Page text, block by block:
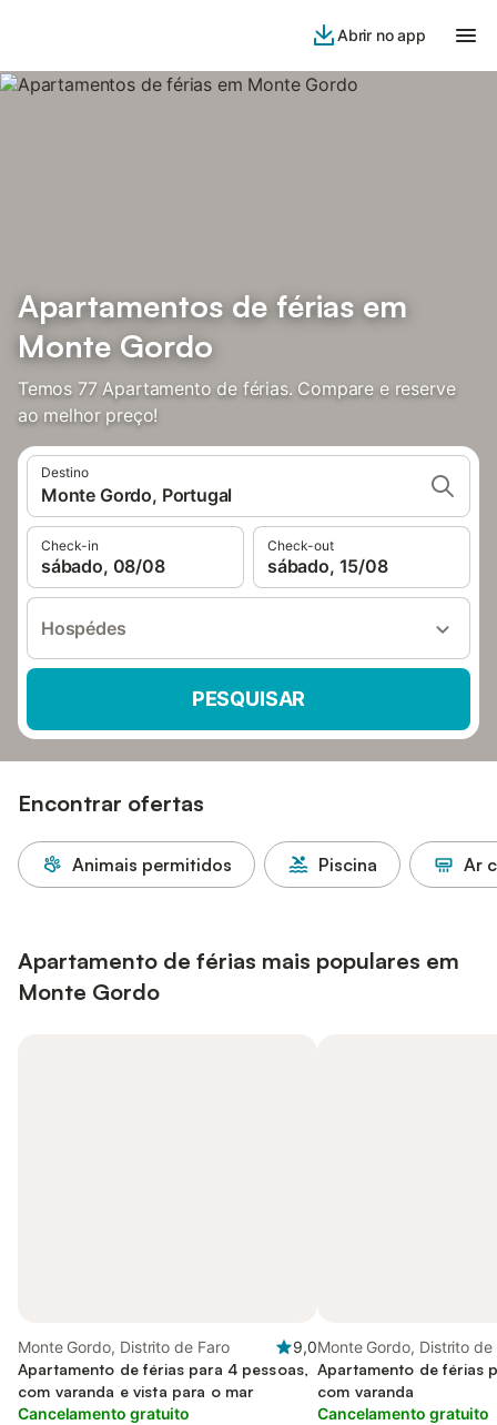
Abrir no app
Apartamentos de férias em
Monte Gordo
Temos 77 Apartamento de férias. Compare e reserve
ao melhor preço!
Destino
Monte Gordo, Portugal
Check-in
sábado, 08/08
Check-out
sábado, 15/08
Hospédes
PESQUISAR
Encontrar ofertas
Animais permitidos Piscina Ar
Apartamento de férias mais populares em
Monte Gordo
Monte Gordo, Distrito de Faro
9,0
Apartamento de férias para 4 pessoas,
com varanda e vista para o mar
Cancelamento gratuito
Monte Gordo, Distrito de
Apartamento de férias
com varanda
Cancelamento gratuito